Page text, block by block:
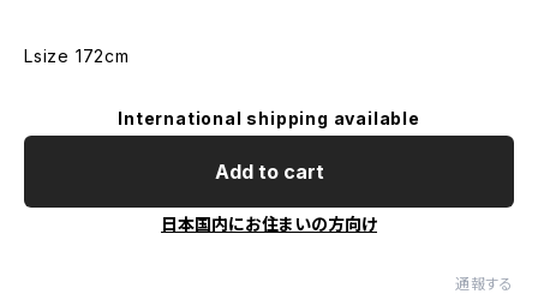
Lsize 172cm
International shipping available
Add to cart
日本国内にお住まいの方向け
通報する